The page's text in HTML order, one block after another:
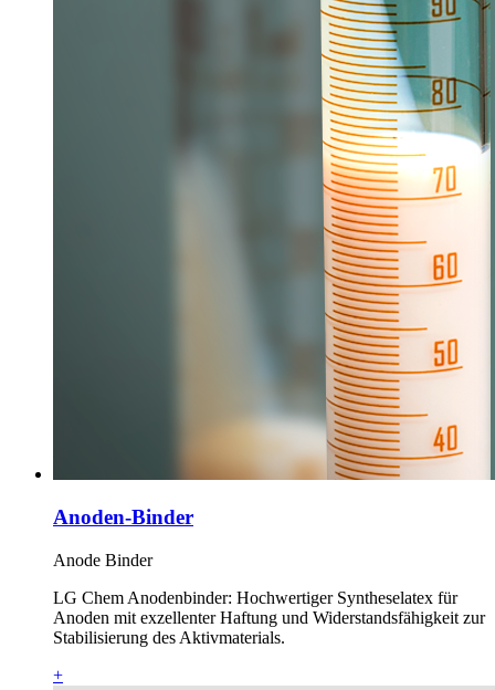
Anoden-Binder
Anode Binder
LG Chem Anodenbinder: Hochwertiger Syntheselatex für
Anoden mit exzellenter Haftung und Widerstandsfähigkeit zur
Stabilisierung des Aktivmaterials.
+